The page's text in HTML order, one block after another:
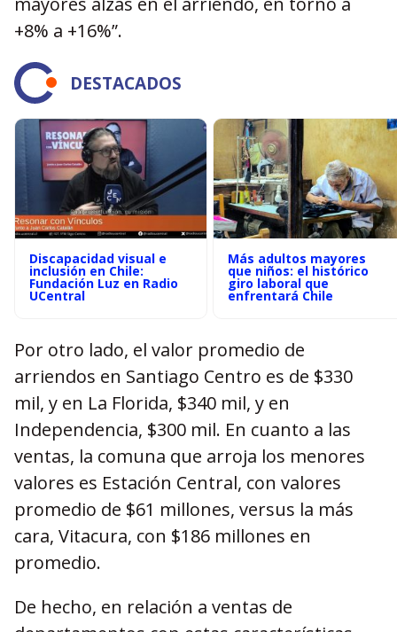
+8% a +16%”.
DESTACADOS
Discapacidad visual e
inclusión en Chile:
Fundación Luz en Radio
UCentral
Más adultos mayores
que niños: el histórico
giro laboral que
enfrentará Chile
Por otro lado, el valor promedio de
arriendos en Santiago Centro es de $330
mil, y en La Florida, $340 mil, y en
Independencia, $300 mil. En cuanto a las
ventas, la comuna que arroja los menores
valores es Estación Central, con valores
promedio de $61 millones, versus la más
cara, Vitacura, con $186 millones en
promedio.
De hecho, en relación a ventas de